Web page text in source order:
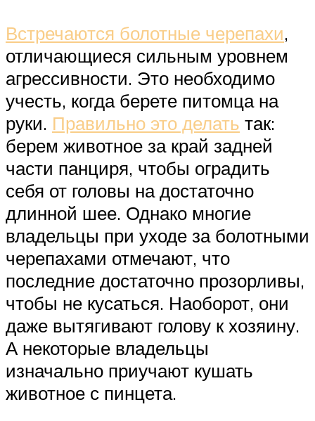
Встречаются болотные черепахи,
отличающиеся сильным уровнем
агрессивности. Это необходимо
учесть, когда берете питомца на
руки. Правильно это делать так:
берем животное за край задней
части панциря, чтобы оградить
себя от головы на достаточно
длинной шее. Однако многие
владельцы при уходе за болотными
черепахами отмечают, что
последние достаточно прозорливы,
чтобы не кусаться. Наоборот, они
даже вытягивают голову к хозяину.
А некоторые владельцы
изначально приучают кушать
животное с пинцета.